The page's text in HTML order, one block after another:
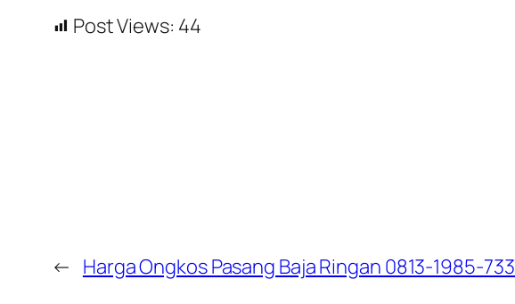
Post Views: 44
← Harga Ongkos Pasang Baja Ringan 0813-1985-